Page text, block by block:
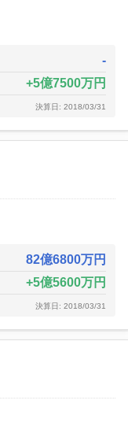
-
5億7500万円
決算日: 2018/03/31
82億6800万円
5億5600万円
決算日: 2018/03/31